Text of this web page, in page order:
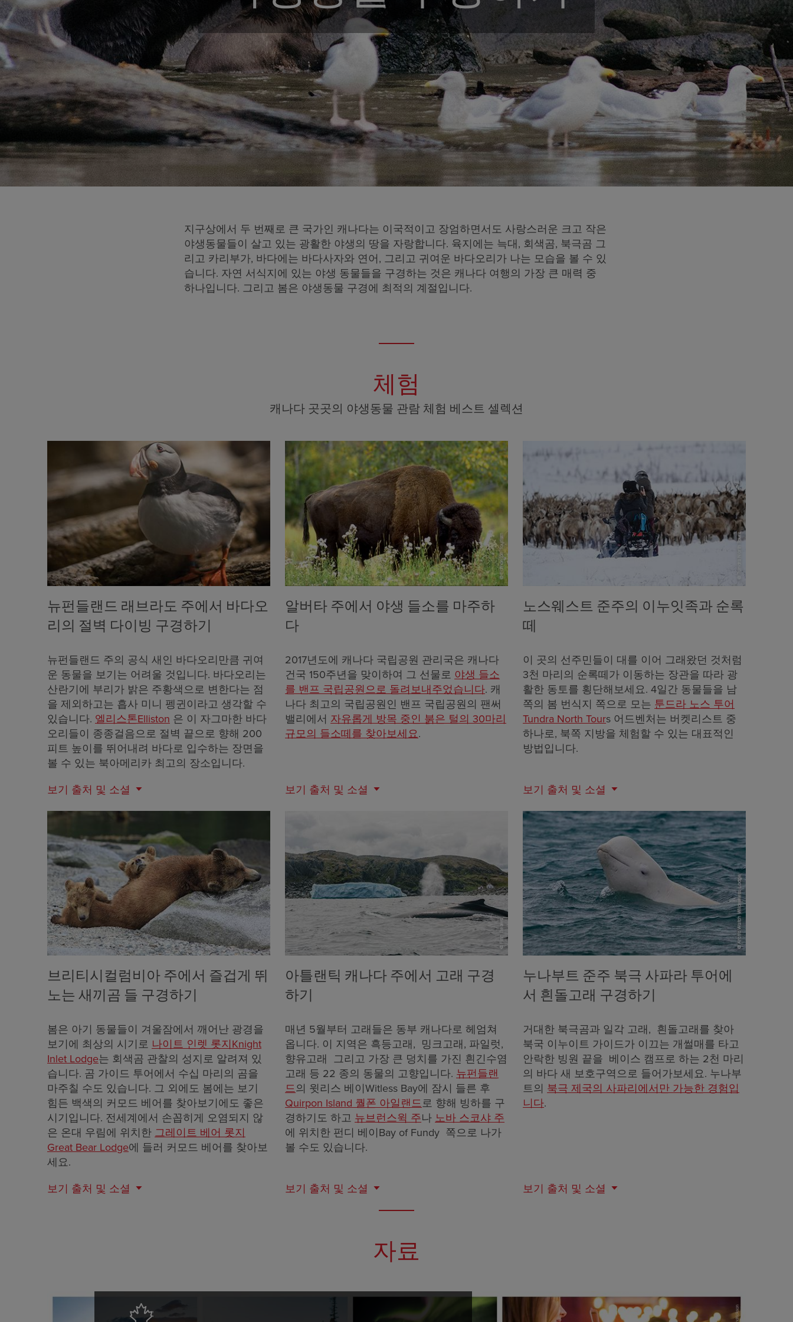
지구상에서 두 번째로 큰 국가인 캐나다는 이국적이고 장엄하면서도 사랑스러운 크고 작은
야생동물들이 살고 있는 광활한 야생의 땅을 자랑합니다. 육지에는 늑대, 회색곰, 북극곰 그
리고 카리부가, 바다에는 바다사자와 연어, 그리고 귀여운 바다오리가 나는 모습을 볼 수 있
습니다. 자연 서식지에 있는 야생 동물들을 구경하는 것은 캐나다 여행의 가장 큰 매력 중
하나입니다. 그리고 봄은 야생동물 구경에 최적의 계절입니다.
체험
캐나다 곳곳의 야생동물 관람 체험 베스트 셀렉션
뉴펀들랜드 래브라도 주에서 바다오
리의 절벽 다이빙 구경하기
뉴펀들랜드 주의 공식 새인 바다오리만큼 귀여
운 동물을 보기는 어려울 것입니다. 바다오리는
산란기에 부리가 밝은 주황색으로 변한다는 점
을 제외하고는 흡사 미니 펭귄이라고 생각할 수
있습니다. 엘리스톤Elliston 은 이 자그마한 바다
오리들이 종종걸음으로 절벽 끝으로 향해 200
피트 높이를 뛰어내려 바다로 입수하는 장면을
볼 수 있는 북아메리카 최고의 장소입니다.
보기 출처 및 소셜
알버타 주에서 야생 들소를 마주하
다
2017년도에 캐나다 국립공원 관리국은 캐나다
건국 150주년을 맞이하여 그 선물로 야생 들소
를 밴프 국립공원으로 돌려보내주었습니다. 캐
나다 최고의 국립공원인 밴프 국립공원의 팬써
밸리에서 자유롭게 방목 중인 붉은 털의 30마리
규모의 들소떼를 찾아보세요.
보기 출처 및 소셜
노스웨스트 준주의 이누잇족과 순록
떼
이 곳의 선주민들이 대를 이어 그래왔던 것처럼
3천 마리의 순록떼가 이동하는 장관을 따라 광
활한 동토를 횡단해보세요. 4일간 동물들을 남
쪽의 봄 번식지 쪽으로 모는 툰드라 노스 투어
Tundra North Tours 어드벤처는 버켓리스트 중
하나로, 북쪽 지방을 체험할 수 있는 대표적인
방법입니다.
보기 출처 및 소셜
브리티시컬럼비아 주에서 즐겁게 뛰
노는 새끼곰 들 구경하기
봄은 아기 동물들이 겨울잠에서 깨어난 광경을
보기에 최상의 시기로 나이트 인렛 롯지Knight
Inlet Lodge는 회색곰 관찰의 성지로 알려져 있
습니다. 곰 가이드 투어에서 수십 마리의 곰을
마주칠 수도 있습니다. 그 외에도 봄에는 보기
힘든 백색의 커모드 베어를 찾아보기에도 좋은
시기입니다. 전세계에서 손꼽히게 오염되지 않
은 온대 우림에 위치한 그레이트 베어 롯지
Great Bear Lodge에 들러 커모드 베어를 찾아보
세요.
보기 출처 및 소셜
아틀랜틱 캐나다 주에서 고래 구경
하기
매년 5월부터 고래들은 동부 캐나다로 헤엄쳐
옵니다. 이 지역은 흑등고래, 밍크고래, 파일럿,
향유고래 그리고 가장 큰 덩치를 가진 흰긴수염
고래 등 22 종의 동물의 고향입니다. 뉴펀들랜
드의 윗리스 베이Witless Bay에 잠시 들른 후
Quirpon Island 퀄폰 아일랜드로 향해 빙하를 구
경하기도 하고 뉴브런스윅 주나 노바 스코샤 주
에 위치한 펀디 베이Bay of Fundy 쪽으로 나가
볼 수도 있습니다.
보기 출처 및 소셜
누나부트 준주 북극 사파라 투어에
서 흰돌고래 구경하기
거대한 북극곰과 일각 고래, 흰돌고래를 찾아
북국 이누이트 가이드가 이끄는 개썰매를 타고
안락한 빙원 끝을 베이스 캠프로 하는 2천 마리
의 바다 새 보호구역으로 들어가보세요. 누나부
트의 북극 제국의 사파리에서만 가능한 경험입
니다.
보기 출처 및 소셜
자료